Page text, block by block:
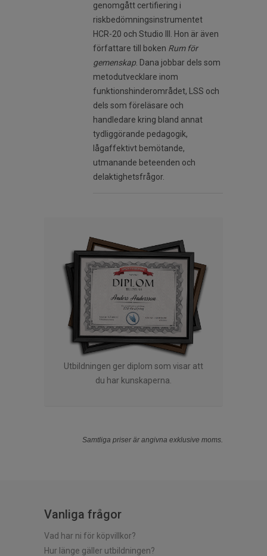
genomgått certifiering i
riskbedömningsinstrumentet
HCR-20 och Studio III. Hon är även
författare till boken Rum för
gemenskap. Dana jobbar dels som
metodutvecklare inom
funktionshinderområdet, LSS och
dels som föreläsare och
handledare kring bland annat
tydliggörande pedagogik,
lågaffektivt bemötande,
utmanande beteenden och
delaktighetsfrågor.
Utbildningen ger diplom som visar att
du har kunskaperna.
Samtliga priser är angivna exklusive moms.
Vanliga frågor
Vad har ni för köpvillkor?
Hur länge gäller utbildningen?